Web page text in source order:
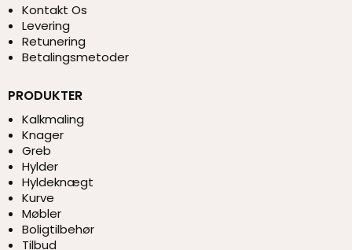
Kontakt Os
Levering
Retunering
Betalingsmetoder
PRODUKTER
Kalkmaling
Knager
Greb
Hylder
Hyldeknægt
Kurve
Møbler
Boligtilbehør
Tilbud